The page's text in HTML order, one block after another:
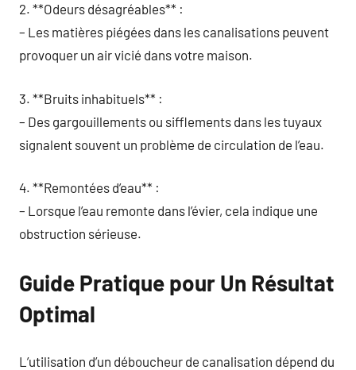
2. **Odeurs désagréables** :
– Les matières piégées dans les canalisations peuvent
provoquer un air vicié dans votre maison.
3. **Bruits inhabituels** :
– Des gargouillements ou sifflements dans les tuyaux
signalent souvent un problème de circulation de l’eau.
4. **Remontées d’eau** :
– Lorsque l’eau remonte dans l’évier, cela indique une
obstruction sérieuse.
Guide Pratique pour Un Résultat
Optimal
L’utilisation d’un déboucheur de canalisation dépend du